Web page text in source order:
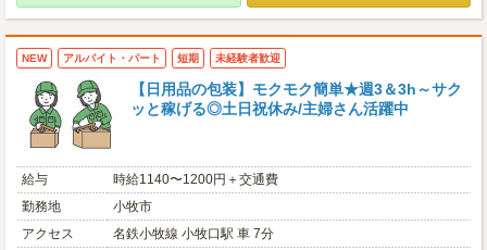
NEW アルバイト・パート 短期 未経験者歓迎
【日用品の包装】モクモク簡単★週3＆3h～サク
ッと稼げる◎土日祝休み/主婦さん活躍中
給与
時給1140〜1200円＋交通費
勤務地
小牧市
アクセス
名鉄小牧線 小牧口駅 車 7分